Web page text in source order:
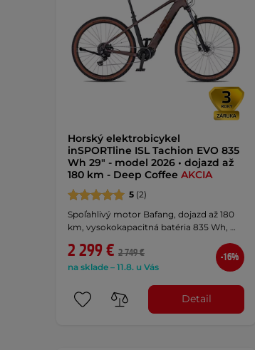
Horský elektrobicykel
inSPORTline ISL Tachion EVO 835
Wh 29" - model 2026 • dojazd až
180 km - Deep Coffee AKCIA
5 (2)
Spoľahlivý motor Bafang, dojazd až 180
km, vysokokapacitná batéria 835 Wh, …
2 299 € 2 749 €
na sklade – 11.8. u Vás
-16%
Detail